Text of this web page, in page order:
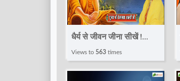
धैर्य से जीवन जीना सीखें !
Pravachan ! Devi
Hemlata Shastri JI |
Views to 563 times